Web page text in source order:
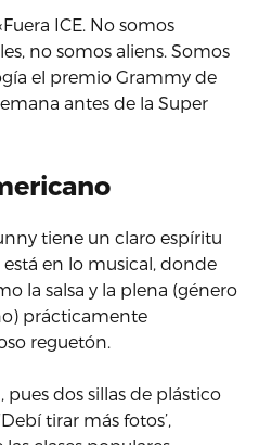
ICE. No somos
no somos aliens. Somos
el premio Grammy de
antes de la Super
tiene un claro espíritu
en lo musical, donde
la salsa y la plena (género
prácticamente
reguetón.
dos sillas de plástico
tirar más fotos’,